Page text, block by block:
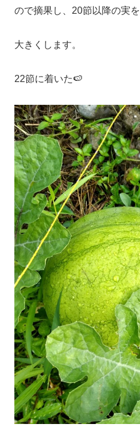
ので摘果し、20節以降の実を
大きくします。
22節に着いた🍉